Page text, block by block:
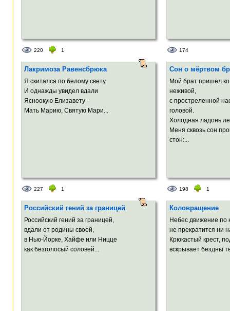
220 1 174
Лакримоза Равенсбрюка
Я скитался по белому свету
И однажды увидел вдали
Ясноокую Елизавету –
Мать Марию, Святую Maри...
227 1
Сон о мёртвом
Мой брат пришёл
неживой,
с простреленной
головой.
Холодная ладонь
Меня сквозь сон
стон:...
198 1
Российский гений за границей
Российский гений за границей,
вдали от родины своей,
в Нью-Йорке, Хайфе или Ницце
как безголосый соловей...
Коловращение
Небес движение по
не прекратится ни
Крюкастый крест,
вскрывает бездны